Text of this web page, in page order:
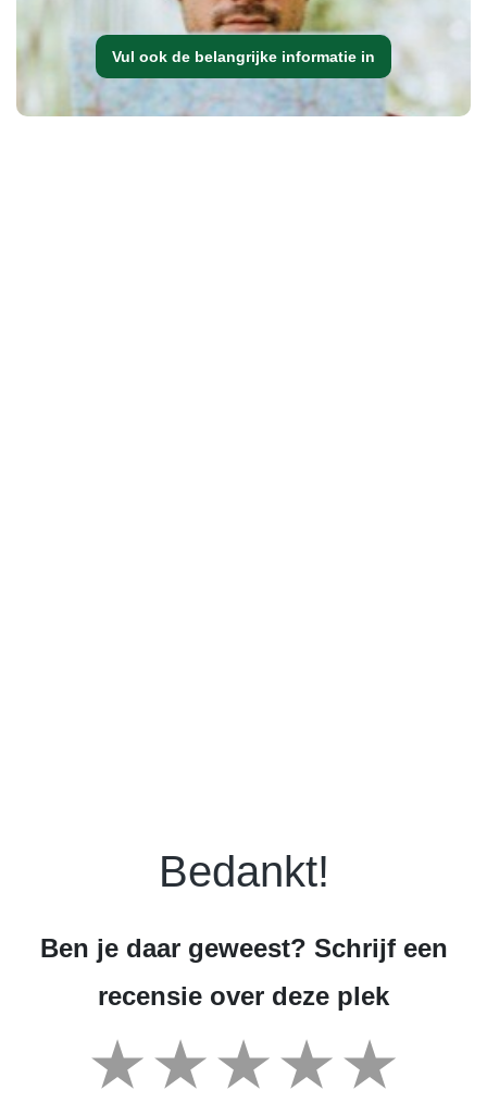
Vul ook de belangrijke informatie in
Bedankt!
Ben je daar geweest? Schrijf een
recensie over deze plek